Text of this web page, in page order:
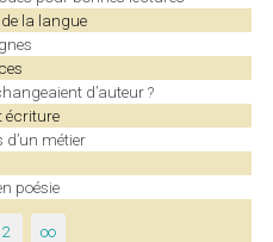
la langue
d’auteur ?
écriture
métier
poésie
2 ∞